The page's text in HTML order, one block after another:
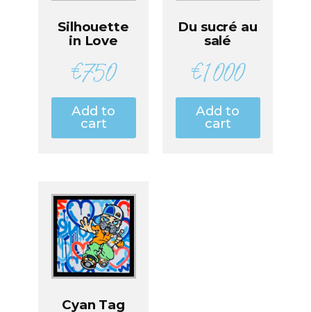
Silhouette
in Love
€750
Add to
cart
Du sucré au
salé
€1 000
Add to
cart
Cyan Tag